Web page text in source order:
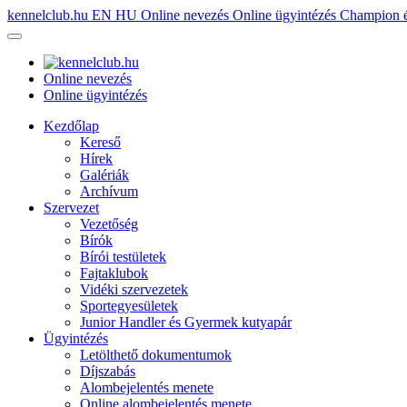
kennelclub.hu EN HU Online nevezés Online ügyintézés Champion
Online nevezés
Online ügyintézés
Kezdőlap
Kereső
Hírek
Galériák
Archívum
Szervezet
Vezetőség
Bírók
Bírói testületek
Fajtaklubok
Vidéki szervezetek
Sportegyesületek
Junior Handler és Gyermek kutyapár
Ügyintézés
Letölthető dokumentumok
Díjszabás
Alombejelentés menete
Online alombejelentés menete